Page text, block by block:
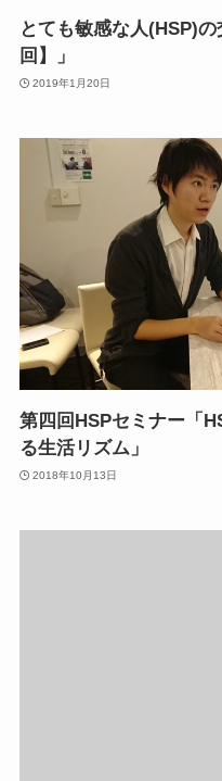
とても敏感な人(HSP)
回】」
2019年1月20日
第四回HSPセミナー「
る生活リズム」
2018年10月13日